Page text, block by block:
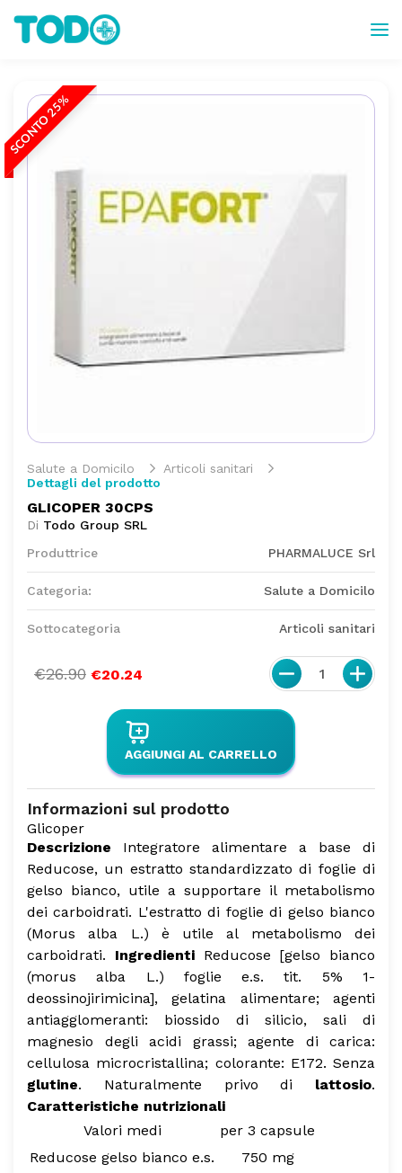
SCONTO 25%
Salute a Domicilo
Articoli sanitari
Dettagli del prodotto
GLICOPER 30CPS
Di Todo Group SRL
Produttrice
PHARMALUCE Srl
Categoria: Salute a Domicilo
Sottocategoria Articoli sanitari
€26.90 €20.24 1
AGGIUNGI AL CARRELLO
Informazioni sul prodotto
Glicoper
Descrizione Integratore alimentare a base di
Reducose, un estratto standardizzato di foglie di
gelso bianco, utile a supportare il metabolismo
dei carboidrati. L'estratto di foglie di gelso bianco
(Morus alba L.) è utile al metabolismo dei
carboidrati.
IngredientiReducose [gelso bianco
(morus alba L.) foglie e.s. tit. 5% 1-
deossinojirimicina], gelatina alimentare; agenti
antiagglomeranti: biossido di silicio, sali di
magnesio degli acidi grassi; agente di carica:
cellulosa microcristallina; colorante: E172. Senza
glutine. Naturalmente privo di lattosio.
Caratteristiche nutrizionali
Valori medi
per 3 capsule
Reducose gelso bianco e.s.
750 mg